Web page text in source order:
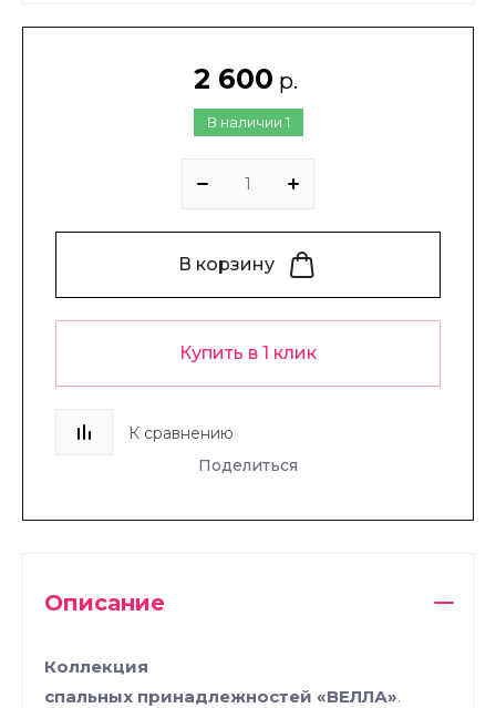
В наличии 1
2 600 р.
В корзину
Купить в 1 клик
К сравнению
Поделиться
Описание
Коллекция
спальных принадлежностей «ВЕЛЛА».